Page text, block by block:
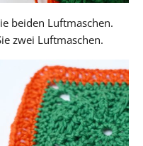
beiden Luftmaschen.
zwei Luftmaschen.